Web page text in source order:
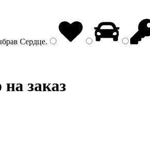
Сердце.
заказ